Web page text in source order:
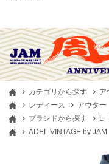
カテゴリから探す ア
レディース
アウター
ブランドから探す
L
ADEL VINTAGE by JAM